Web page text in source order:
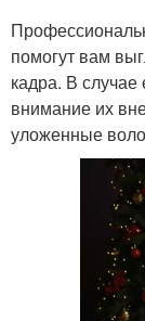
помогут вам
кадра. В случае
внимание их
уложенные